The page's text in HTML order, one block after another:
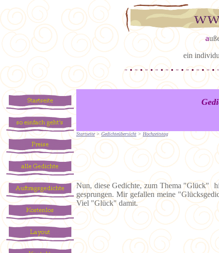
a
ein
Startseite>Gedichteübersicht > Hochzeitstag
Nun, diese Gedichte, zum Thema "Glück"
gesprungen. Mir gefallen meine
Viel "Glück" damit.